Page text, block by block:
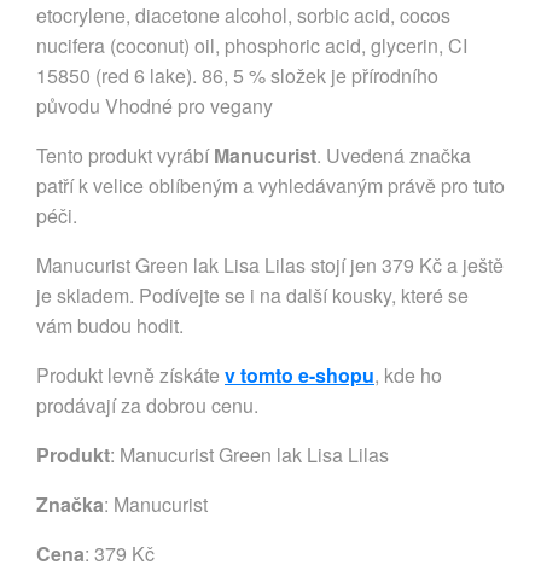
etocrylene, diacetone alcohol, sorbic acid, cocos
nucifera (coconut) oil, phosphoric acid, glycerin, CI
15850 (red 6 lake). 86, 5 % složek je přírodního
původu Vhodné pro vegany
Tento produkt vyrábíManucurist. Uvedená značka
patří k velice oblíbeným a vyhledávaným právě pro tuto
péči.
Manucurist Green lak Lisa Lilas stojí jen 379 Kč a ještě
je skladem. Podívejte se i na další kousky, které se
vám budou hodit.
Produkt levně získáte v tomto e-shopu, kde ho
prodávají za dobrou cenu.
Produkt: Manucurist Green lak Lisa Lilas
Značka: Manucurist
Cena: 379 Kč